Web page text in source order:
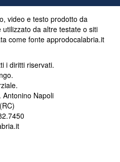
nei giorni scorsi […]
video e testo prodotto da
da altre testate o siti
come fonte approdocalabria.it
i diritti riservati.
Antonino Napoli